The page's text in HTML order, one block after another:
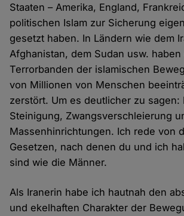
Staaten – Amerika, England,
politischen Islam zur Sicherung
gesetzt haben. In Ländern wie dem
Afghanistan, dem Sudan usw. haben
Terrorbanden der islamischen
von Millionen von Menschen
zerstört. Um es deutlicher zu sagen:
Steinigung, Zwangsverschleierung
Massenhinrichtungen. Ich rede von
Gesetzen, nach denen du und ich
sind wie die Männer.
Als Iranerin habe ich hautnah den
und ekelhaften Charakter der